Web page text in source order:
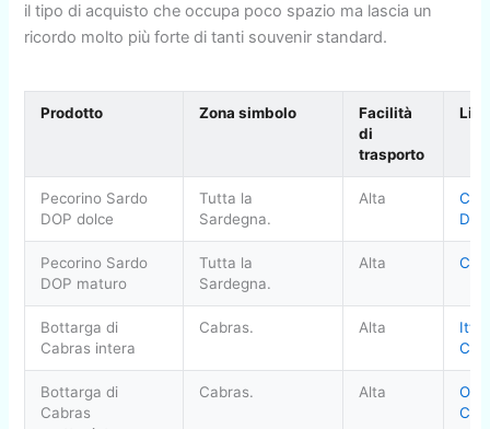
il tipo di acquisto che occupa poco spazio ma lascia un
ricordo molto più forte di tanti souvenir standard.
Prodotto Zona simbolo
Facilità
di
trasporto
Pecorino Sardo
DOP dolce
Tutta la
Sardegna.
Alta
Pecorino Sardo
DOP maturo
Tutta la
Sardegna.
Alta
Bottarga di
Cabras intera
Cabras. Alta
Bottarga di
Cabras
Cabras. Alta
Oro